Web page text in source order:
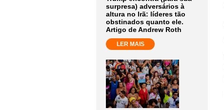
surpresa) adversários à
altura no Irã: líderes tão
obstinados quanto ele.
Artigo de Andrew Roth
LER MAIS